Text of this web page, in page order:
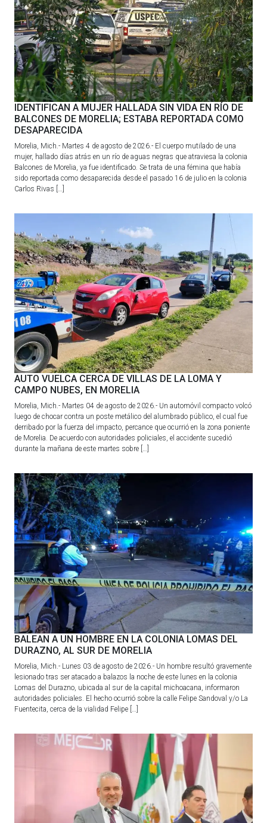
IDENTIFICAN A MUJER HALLADA SIN VIDA EN RÍO DE
BALCONES DE MORELIA; ESTABA REPORTADA COMO
DESAPARECIDA
Morelia, Mich.- Martes 4 de agosto de 2026.- El cuerpo mutilado de una
mujer, hallado días atrás en un río de aguas negras que atraviesa la colonia
Balcones de Morelia, ya fue identificado. Se trata de una fémina que había
sido reportada como desaparecida desde el pasado 16 de julio en la colonia
Carlos Rivas […]
AUTO VUELCA CERCA DE VILLAS DE LA LOMA Y
CAMPO NUBES, EN MORELIA
Morelia, Mich.- Martes 04 de agosto de 2026.- Un automóvil compacto volcó
luego de chocar contra un poste metálico del alumbrado público, el cual fue
derribado por la fuerza del impacto, percance que ocurrió en la zona poniente
de Morelia. De acuerdo con autoridades policiales, el accidente sucedió
durante la mañana de este martes sobre […]
BALEAN A UN HOMBRE EN LA COLONIA LOMAS DEL
DURAZNO, AL SUR DE MORELIA
Morelia, Mich.- Lunes 03 de agosto de 2026.- Un hombre resultó gravemente
lesionado tras ser atacado a balazos la noche de este lunes en la colonia
Lomas del Durazno, ubicada al sur de la capital michoacana, informaron
autoridades policiales. El hecho ocurrió sobre la calle Felipe Sandoval y/o La
Fuentecita, cerca de la vialidad Felipe […]